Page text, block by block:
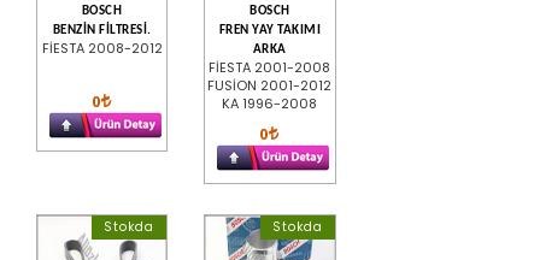
BOSCH
BENZİN FİLTRESİ.
FİESTA 2008-2012
0
BOSCH
FREN YAY TAKIMI
ARKA
FİESTA 2001-2008
FUSİON 2001-2012
KA 1996-2008
0
Stokda Stokda